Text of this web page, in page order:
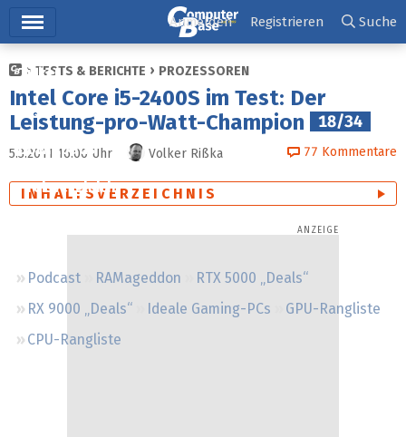
Ticker
Tests
Downloads
Preisvergleich
Podcast RAMageddon
RTX 5000 „Deals“
RX 9000 „Deals“
Ideale Gaming-PCs
GPU-Rangliste
CPU-Rangliste
Anmelden Registrieren Suche
TESTS & BERICHTE PROZESSOREN
Intel Core i5-2400S im Test: Der
Leistung-pro-Watt-Champion
18/34
5.3.2011 16:00 Uhr Volker Rißka 77 Kommentare
INHALTSVERZEICHNIS